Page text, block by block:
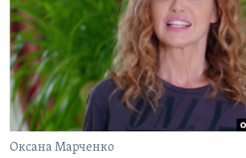
СПЕЦПРОЕКТИ
ДЕПОРТАЦІЯ
ВІДЕОУРОКИ «ELIFBE»
СВІДЧЕННЯ ОКУПАЦІЇ
УКРАЇНСЬКА ПРОБЛЕМА КРИМУ
ІНФОГРАФІКА
ЯК ОБІЙТИ БЛОКУВАННЯ
Русский
Qırımtatar
ДОЛУЧАЙСЯ!
Оксана Марченко